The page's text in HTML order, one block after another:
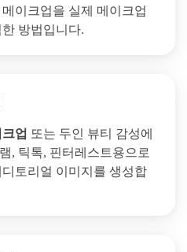
이크업을 실제 메이크업
방법입니다.
업 또는 두인 뷰티 감성에
, 틱톡, 핀터레스트용으로
토리얼 이미지를 생성합